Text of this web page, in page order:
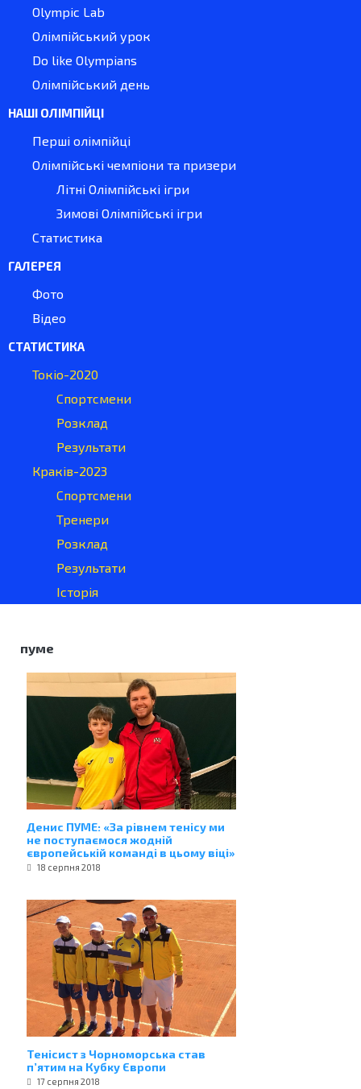
Olympic Lab
Олімпійський урок
Do like Olympians
Олімпійський день
НАШІ ОЛІМПІЙЦІ
Перші олімпійці
Олімпійські чемпіони та призери
Літні Олімпійські ігри
Зимові Олімпійські ігри
Статистика
ГАЛЕРЕЯ
Фото
Відео
СТАТИСТИКА
Токіо-2020
Спортсмени
Розклад
Результати
Краків-2023
Спортсмени
Тренери
Розклад
Результати
Історія
пуме
Денис ПУМЕ: «За рівнем тенісу ми
не поступаємося жодній
європейській команді в цьому віці»
18 серпня 2018
Тенісист з Чорноморська став
п’ятим на Кубку Європи
17 серпня 2018